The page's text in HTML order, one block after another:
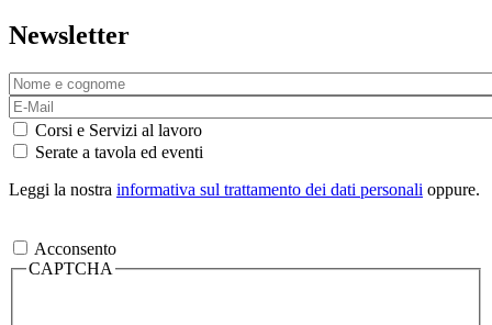
Newsletter
Corsi e Servizi al lavoro
Serate a tavola ed eventi
Leggi la nostra informativa sul trattamento dei dati personali oppure.
Acconsento
CAPTCHA